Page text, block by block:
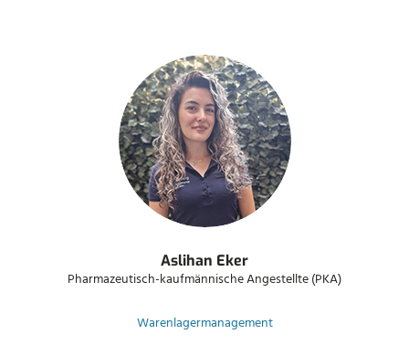
Aslihan Eker
Pharmazeutisch-kaufmännische Angestellte (PKA)
Warenlagermanagement